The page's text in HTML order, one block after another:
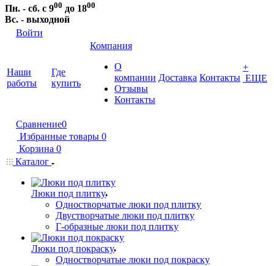
Пн. - сб. с 900 до 1800
Вс. - выходной
Войти
Наши
работы
Где
купить
Компания
О
компании
Отзывы
Контакты
Доставка Контакты
+
ЕЩЕ
Сравнение0
Избранные товары 0
Корзина 0
Каталог
Люки под плитку
Одностворчатые люки под плитку
Двустворчатые люки под плитку
Г-образные люки под плитку
Люки под покраску
Одностворчатые люки под покраску